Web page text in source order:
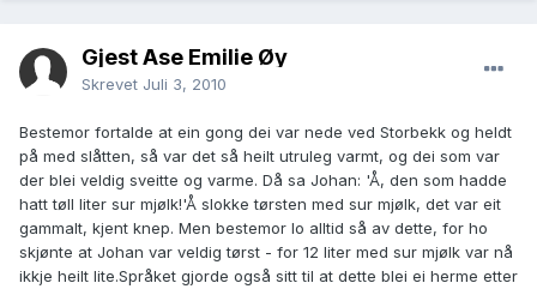
Gjest Åse Emilie Øy
Skrevet Juli 3, 2010
Bestemor fortalde at ein gong dei var nede ved Storbekk og heldt
på med slåtten, så var det så heilt utruleg varmt, og dei som var
der blei veldig sveitte og varme. Då sa Johan: 'Å, den som hadde
hatt tøll liter sur mjølk!'Å slokke tørsten med sur mjølk, det var eit
gammalt, kjent knep. Men bestemor lo alltid så av dette, for ho
skjønte at Johan var veldig tørst - for 12 liter med sur mjølk var nå
ikkje heilt lite.Språket gjorde også sitt til at dette blei ei herme etter